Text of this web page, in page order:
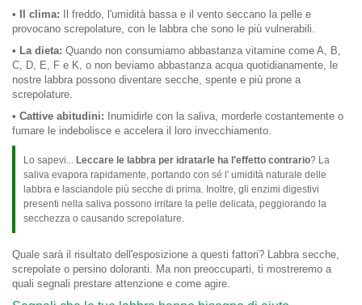
• Il clima: Il freddo, l'umidità bassa e il vento seccano la pelle e
provocano screpolature, con le labbra che sono le più vulnerabili.
• La dieta: Quando non consumiamo abbastanza vitamine come A, B,
C, D, E, F e K, o non beviamo abbastanza acqua quotidianamente, le
nostre labbra possono diventare secche, spente e più prone a
screpolature.
• Cattive abitudini: Inumidirle con la saliva, morderle costantemente o
fumare le indebolisce e accelera il loro invecchiamento.
Lo sapevi... Leccare le labbra per idratarle ha l'effetto contrario? La
saliva evapora rapidamente, portando con sé l' umidità naturale delle
labbra e lasciandole più secche di prima. Inoltre, gli enzimi digestivi
presenti nella saliva possono irritare la pelle delicata, peggiorando la
secchezza o causando screpolature.
Quale sarà il risultato dell'esposizione a questi fattori? Labbra secche,
screpolate o persino doloranti. Ma non preoccuparti, ti mostreremo a
quali segnali prestare attenzione e come agire.